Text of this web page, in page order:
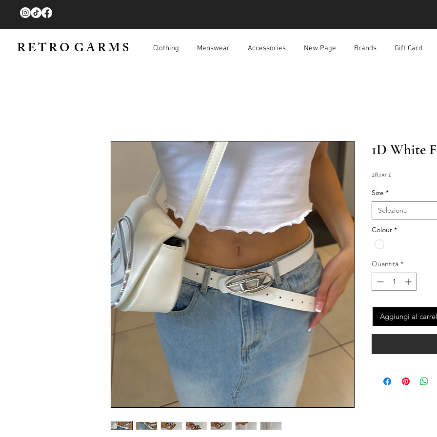
R E T R O G A R M S Clothing Menswear Accessories New Page Brands Gift Card
1D White
28,00 £Prezzo
Size *
Seleziona
Colour *
Quantità *
Aggiungi al